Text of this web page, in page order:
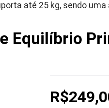
até 25 kg, sendo
Equilíbrio